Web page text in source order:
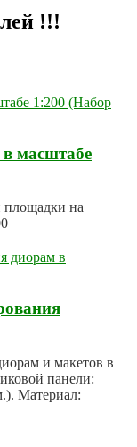
!!!
масштабе
площадки на
и макетов в
панели:
Материал: